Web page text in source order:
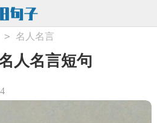
> 名人名言
人名言短句